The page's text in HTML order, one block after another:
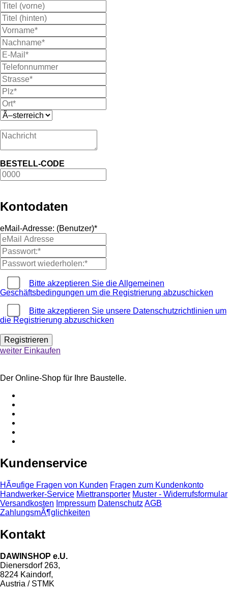
BESTELL-CODE
Kontodaten
eMail-Adresse: (Benutzer)*
Bitte akzeptieren Sie die Allgemeinen
Geschäftsbedingungen um die Registrierung abzuschicken
Bitte akzeptieren Sie unsere Datenschutzrichtlinien um
die Registrierung abzuschicken
weiter Einkaufen
Der Online-Shop für Ihre Baustelle.
Kundenservice
HÃ¤ufige Fragen von Kunden Fragen zum Kundenkonto
Handwerker-Service Miettransporter Muster - Widerrufsformular
Versandkosten Impressum Datenschutz AGB
ZahlungsmÃ¶glichkeiten
Kontakt
DAWINSHOP e.U.
Dienersdorf 263,
8224 Kaindorf,
Austria / STMK